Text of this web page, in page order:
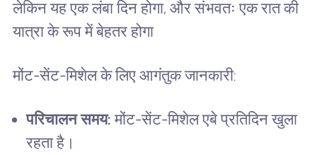
लेकिन यह एक लंबा दिन होगा, और संभवतः एक रात की
यात्रा के रूप में बेहतर होगा
मोंट-सेंट-मिशेल के लिए आगंतुक जानकारी:
परिचालन समय: मोंट-सेंट-मिशेल एबे प्रतिदिन खुला
रहता है।